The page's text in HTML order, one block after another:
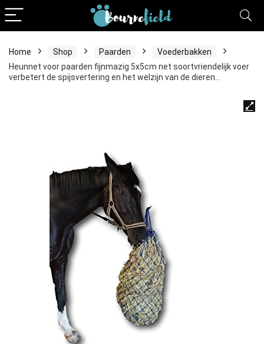
Home Shop Paarden
Voederbakken
Heunnet voor paarden fijnmazig 5x5cm net soortvriendelijk voer
verbetert de spijsvertering en het welzijn van de dieren…